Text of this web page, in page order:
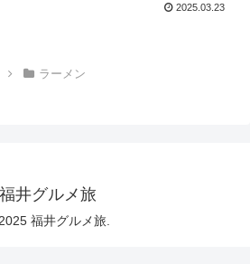
2025.03.23
ラーメン
福井グルメ旅
福井グルメ旅.